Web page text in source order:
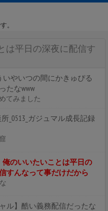
。
は平日の深夜に配信す
いやいつの間にかきゅぴる
たなwww
てみました
所_0513_ガジュマル成長記録
】俺のいいたいことは平日の
すんなって事だけだから
ャル】酷い義務配信だったな